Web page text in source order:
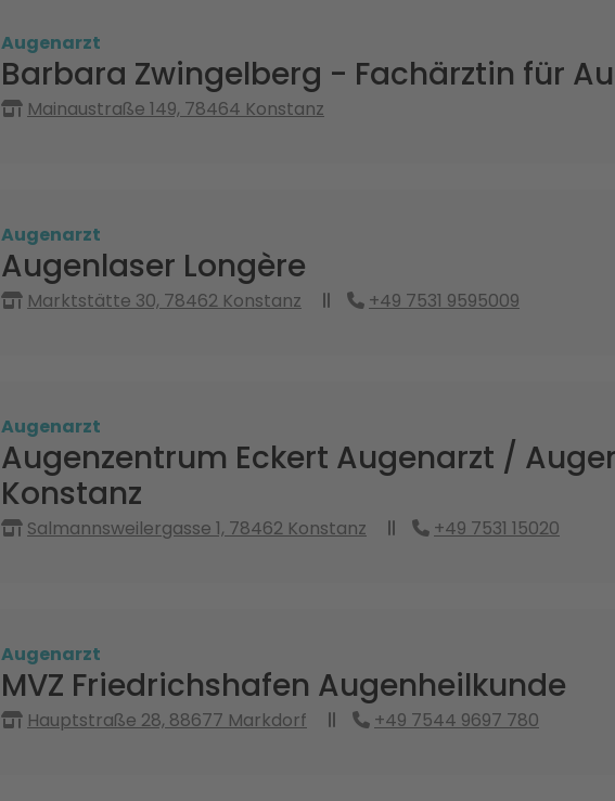
Augenarzt
Barbara Zwingelberg - Fachärztin für
Mainaustraße 149, 78464 Konstanz
Augenarzt
Augenlaser Longère
Marktstätte 30, 78462 Konstanz +49 7531 9595009
Augenarzt
Augenzentrum Eckert Augenarzt /
Konstanz
Salmannsweilergasse 1, 78462 Konstanz +49 7531 15020
Augenarzt
MVZ Friedrichshafen Augenheilkunde
Hauptstraße 28, 88677 Markdorf +49 7544 9697 780